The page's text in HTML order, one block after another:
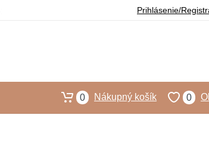
Prihlásenie/
0
0 Nákupný košík